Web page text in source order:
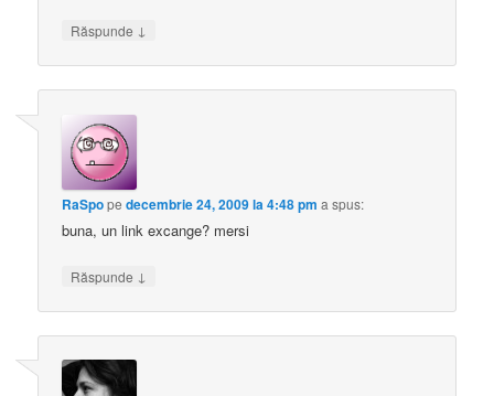
Răspunde ↓
RaSpopedecembrie 24, 2009 la 4:48 pm a spus:
buna, un link excange? mersi
Răspunde ↓